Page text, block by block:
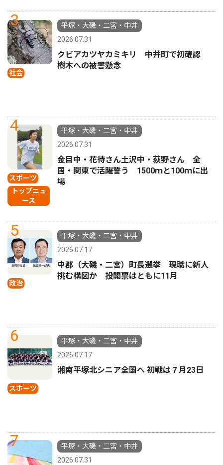
3
社会
平塚・大磯・二宮・中井
2026.07.31
クビアカツヤカミキリ 中井町で初確認
樹木への被害懸念
4
スポーツ
トップニュ
ース
平塚・大磯・二宮・中井
2026.07.31
金目中・花待さん土沢中・荻野さん 全
国・関東で活躍誓う 1500ｍと100ｍに出
場
5
政治
平塚・大磯・二宮・中井
2026.07.17
中郡（大磯・二宮）町長選挙 現職に新人
挑む構図か 投開票はともに11月
6
スポーツ
平塚・大磯・二宮・中井
2026.07.17
湘南平塚北シニア全国へ 初戦は７月23日
7
平塚・大磯・二宮・中井
2026.07.31